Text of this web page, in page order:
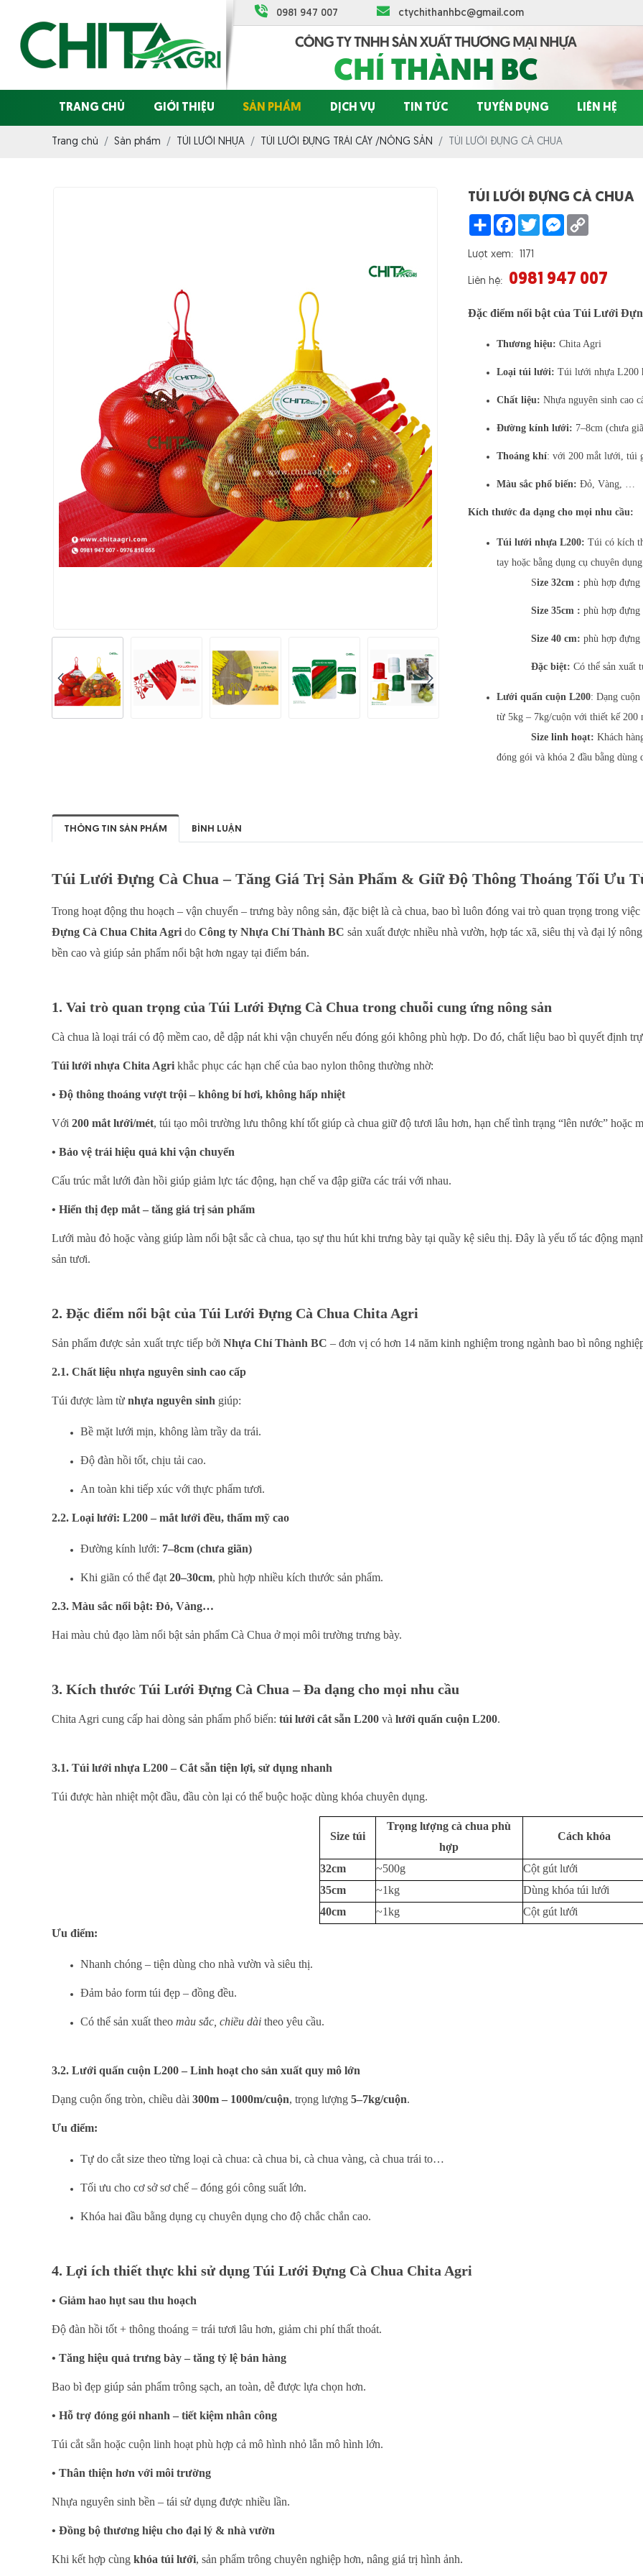
0981 947 007 ctychithanhbc@gmail.com
TRANG CHỦ GIỚI THIỆU SẢN PHẨM DỊCH VỤ TIN TỨC TUYỂN DỤNG LIÊN HỆ
Trang chủ Sản phẩm TÚI LƯỚI NHỰA TÚI LƯỚI ĐỰNG TRÁI CÂY /NÔNG SẢN TÚI LƯỚI ĐỰNG CÀ CHUA
TÚI LƯỚI ĐỰNG CÀ CHUA
Share Facebook
TwitterMessenger
Lượt xem: 1171
Liên hệ: 0981 947 007
Đặc điểm nổi bật của Túi Lưới
Thương hiệu: Chita Agri
Loại túi lưới: Túi lưới nhựa L200
Chất liệu: Nhựa nguyên sinh cao
Đường kính lưới: 7–8cm (chưa
Thoáng khí: với 200 mắt lưới, túi
Màu sắc phổ biến: Đỏ, Vàng, …
Kích thước đa dạng cho mọi nhu cầu:
Túi lưới nhựa L200: Túi có kích
tay hoặc bằng dụng cụ chuyên
Size 32cm : phù hợp
Size 35cm : phù hợp
Size 40 cm: phù hợp
Đặc biệt: Có thể sản xuất
Lưới quấn cuộn L200: Dạng
từ 5kg – 7kg/cuộn với thiết kế 200
Size linh hoạt: Khách
đóng gói và khóa 2 đầu bằng dùng
THÔNG TIN SẢN PHẨM BÌNH LUẬN
Túi Lưới Đựng Cà Chua – Tăng Giá Trị Sản Phẩm & Giữ Độ Thông Thoáng Tối Ưu
Trong hoạt động thu hoạch – vận chuyển – trưng bày nông sản, đặc biệt là cà chua, bao bì luôn đóng vai trò quan trọng trong
Đựng Cà Chua Chita Agri do Công ty Nhựa Chí Thành BC sản xuất được nhiều nhà vườn, hợp tác xã, siêu thị và đại lý
bền cao và giúp sản phẩm nổi bật hơn ngay tại điểm bán.
1. Vai trò quan trọng của Túi Lưới Đựng Cà Chua trong chuỗi cung ứng nông sản
Cà chua là loại trái có độ mềm cao, dễ dập nát khi vận chuyển nếu đóng gói không phù hợp. Do đó, chất liệu bao bì quyết định
Túi lưới nhựa Chita Agri khắc phục các hạn chế của bao nylon thông thường nhờ:
• Độ thông thoáng vượt trội – không bí hơi, không hấp nhiệt
Với 200 mắt lưới/mét, túi tạo môi trường lưu thông khí tốt giúp cà chua giữ độ tươi lâu hơn, hạn chế tình trạng “lên nước” hoặc
• Bảo vệ trái hiệu quả khi vận chuyển
Cấu trúc mắt lưới đàn hồi giúp giảm lực tác động, hạn chế va đập giữa các trái với nhau.
• Hiển thị đẹp mắt – tăng giá trị sản phẩm
Lưới màu đỏ hoặc vàng giúp làm nổi bật sắc cà chua, tạo sự thu hút khi trưng bày tại quầy kệ siêu thị. Đây là yếu tố tác động
sản tươi.
2. Đặc điểm nổi bật của Túi Lưới Đựng Cà Chua Chita Agri
Sản phẩm được sản xuất trực tiếp bởi Nhựa Chí Thành BC – đơn vị có hơn 14 năm kinh nghiệm trong ngành bao bì nông
2.1. Chất liệu nhựa nguyên sinh cao cấp
Túi được làm từ nhựa nguyên sinh giúp:
Bề mặt lưới mịn, không làm trầy da trái.
Độ đàn hồi tốt, chịu tải cao.
An toàn khi tiếp xúc với thực phẩm tươi.
2.2. Loại lưới: L200 – mắt lưới đều, thẩm mỹ cao
Đường kính lưới: 7–8cm (chưa giãn)
Khi giãn có thể đạt 20–30cm, phù hợp nhiều kích thước sản phẩm.
2.3. Màu sắc nổi bật: Đỏ, Vàng…
Hai màu chủ đạo làm nổi bật sản phẩm Cà Chua ở mọi môi trường trưng bày.
3. Kích thước Túi Lưới Đựng Cà Chua – Đa dạng cho mọi nhu cầu
Chita Agri cung cấp hai dòng sản phẩm phổ biến: túi lưới cắt sẵn L200 và lưới quấn cuộn L200.
3.1. Túi lưới nhựa L200 – Cắt sẵn tiện lợi, sử dụng nhanh
Túi được hàn nhiệt một đầu, đầu còn lại có thể buộc hoặc dùng khóa chuyên dụng.
Size túi
Trọng lượng cà chua phù
hợp
Cách khóa
32cm ~500g
Cột gút lưới
35cm
~1kg
Dùng khóa túi lưới
40cm
~1kg
Cột gút lưới
Ưu điểm:
Nhanh chóng – tiện dùng cho nhà vườn và siêu thị.
Đảm bảo form túi đẹp – đồng đều.
Có thể sản xuất theo màu sắc, chiều dài theo yêu cầu.
3.2. Lưới quấn cuộn L200 – Linh hoạt cho sản xuất quy mô lớn
Dạng cuộn ống tròn, chiều dài 300m – 1000m/cuộn, trọng lượng 5–7kg/cuộn.
Ưu điểm:
Tự do cắt size theo từng loại cà chua: cà chua bi, cà chua vàng, cà chua trái to…
Tối ưu cho cơ sở sơ chế – đóng gói công suất lớn.
Khóa hai đầu bằng dụng cụ chuyên dụng cho độ chắc chắn cao.
4. Lợi ích thiết thực khi sử dụng Túi Lưới Đựng Cà Chua Chita Agri
• Giảm hao hụt sau thu hoạch
Độ đàn hồi tốt + thông thoáng = trái tươi lâu hơn, giảm chi phí thất thoát.
• Tăng hiệu quả trưng bày – tăng tỷ lệ bán hàng
Bao bì đẹp giúp sản phẩm trông sạch, an toàn, dễ được lựa chọn hơn.
• Hỗ trợ đóng gói nhanh – tiết kiệm nhân công
Túi cắt sẵn hoặc cuộn linh hoạt phù hợp cả mô hình nhỏ lẫn mô hình lớn.
• Thân thiện hơn với môi trường
Nhựa nguyên sinh bền – tái sử dụng được nhiều lần.
• Đồng bộ thương hiệu cho đại lý & nhà vườn
Khi kết hợp cùng khóa túi lưới, sản phẩm trông chuyên nghiệp hơn, nâng giá trị hình ảnh.